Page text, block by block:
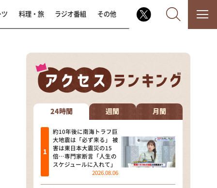
なるみ・岡村の過ぎるTV
相席食堂
これ余談なんですけど・・・
～人生密着トークバラエティ！
～ やすとものいたって真剣です
探偵！ナイトスクープ
料理・旅 ラジオ番組 その他
24時間 週間 月間
約10年後に南海トラフ巨
大地震は「必ず来る」 被
害は東日本大震災の15
倍…専門家断言「人生の
スケジュールに入れて」
2026.08.06